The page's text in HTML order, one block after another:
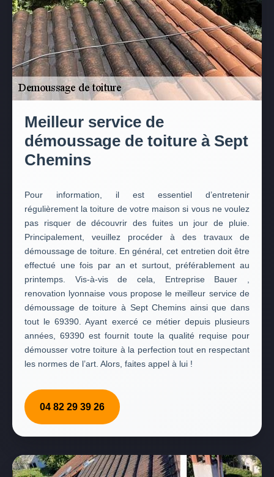
Meilleur service de
démoussage de toiture à Sept
Chemins
Pour information, il est essentiel d’entretenir
régulièrement la toiture de votre maison si vous ne voulez
pas risquer de découvrir des fuites un jour de pluie.
Principalement, veuillez procéder à des travaux de
démoussage de toiture. En général, cet entretien doit être
effectué une fois par an et surtout, préférablement au
printemps. Vis-à-vis de cela, Entreprise Bauer ,
renovation lyonnaise vous propose le meilleur service de
démoussage de toiture à Sept Chemins ainsi que dans
tout le 69390. Ayant exercé ce métier depuis plusieurs
années, 69390 est fournit toute la qualité requise pour
démousser votre toiture à la perfection tout en respectant
les normes de l’art. Alors, faites appel à lui !
04 82 29 39 26